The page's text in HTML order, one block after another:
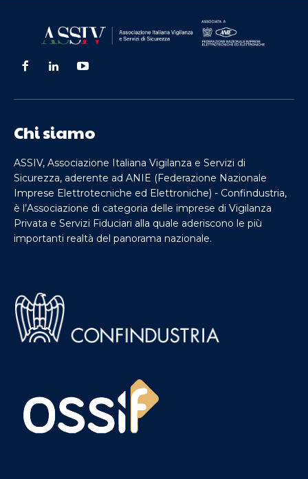
Chi siamo
ASSIV, Associazione Italiana Vigilanza e Servizi di
Sicurezza, aderente ad ANIE (Federazione Nazionale
Imprese Elettrotecniche ed Elettroniche) - Confindustria,
è l’Associazione di categoria delle imprese di Vigilanza
Privata e Servizi Fiduciari alla quale aderiscono le più
importanti realtà del panorama nazionale.